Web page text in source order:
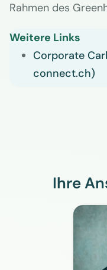
Rahmen des
Weitere Links
Corporate
connect.ch)
Ihre